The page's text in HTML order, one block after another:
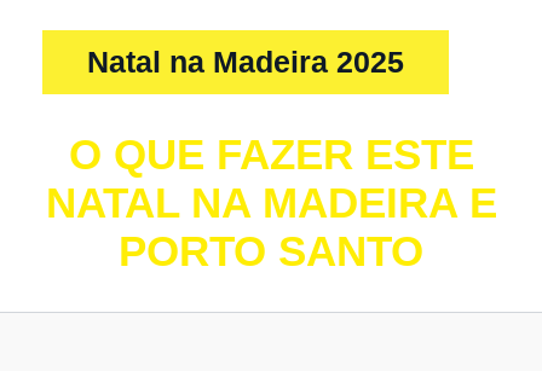
Natal na Madeira 2025
O QUE FAZER ESTE
NATAL NA MADEIRA E
PORTO SANTO